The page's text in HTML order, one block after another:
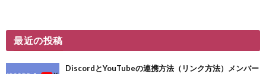
最近の投稿
DiscordとYouTubeの連携方法（リンク方法）メンバー